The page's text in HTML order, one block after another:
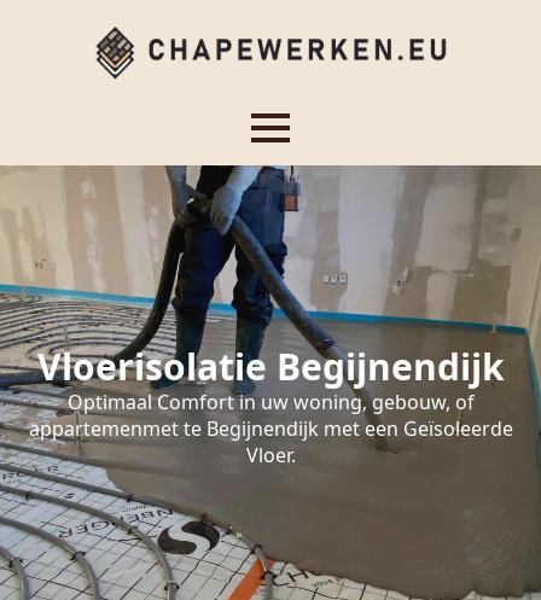
Vloerisolatie Begijnendijk
Optimaal Comfort in uw woning, gebouw, of
appartemenmet te Begijnendijk met een Geïsoleerde
Vloer.